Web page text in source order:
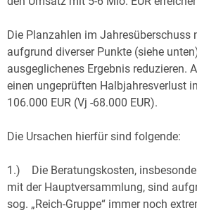
Die Planzahlen im Jahresüberschuss
aufgrund diverser Punkte (siehe
ausgeglichenes Ergebnis reduzieren.
einen ungeprüften Halbjahresverlust
106.000 EUR (Vj -68.000 EUR).
Die Ursachen hierfür sind folgende:
1.) Die Beratungskosten,
mit der Hauptversammlung, sind
sog. „Reich-Gruppe“ immer noch